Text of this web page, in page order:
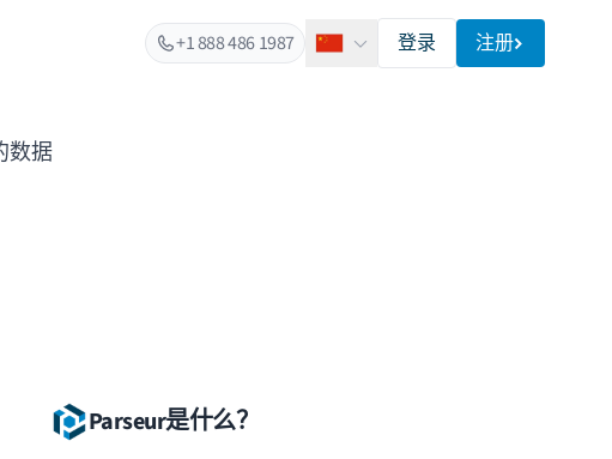
+1 888 486 1987 简体中文登录 注册
数据
Parseur是什么？